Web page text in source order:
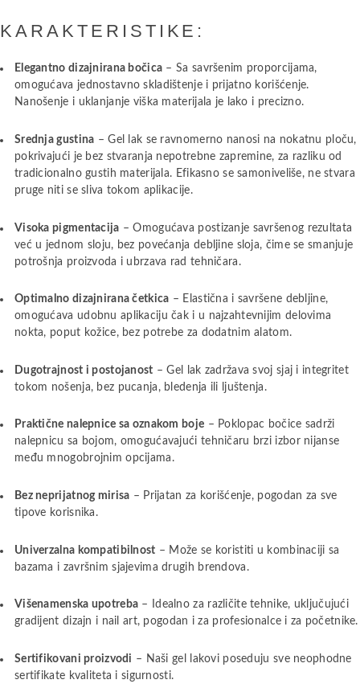
KARAKTERISTIKE:
Elegantno dizajnirana bočica – Sa savršenim proporcijama,
omogućava jednostavno skladištenje i prijatno korišćenje.
Nanošenje i uklanjanje viška materijala je lako i precizno.
Srednja gustina – Gel lak se ravnomerno nanosi na nokatnu ploču,
pokrivajući je bez stvaranja nepotrebne zapremine, za razliku od
tradicionalno gustih materijala. Efikasno se samoniveliše, ne stvara
pruge niti se sliva tokom aplikacije.
Visoka pigmentacija – Omogućava postizanje savršenog rezultata
već u jednom sloju, bez povećanja debljine sloja, čime se smanjuje
potrošnja proizvoda i ubrzava rad tehničara.
Optimalno dizajnirana četkica – Elastična i savršene debljine,
omogućava udobnu aplikaciju čak i u najzahtevnijim delovima
nokta, poput kožice, bez potrebe za dodatnim alatom.
Dugotrajnost i postojanost – Gel lak zadržava svoj sjaj i integritet
tokom nošenja, bez pucanja, bledenja ili ljuštenja.
Praktične nalepnice sa oznakom boje – Poklopac bočice sadrži
nalepnicu sa bojom, omogućavajući tehničaru brzi izbor nijanse
među mnogobrojnim opcijama.
Bez neprijatnog mirisa – Prijatan za korišćenje, pogodan za sve
tipove korisnika.
Univerzalna kompatibilnost – Može se koristiti u kombinaciji sa
bazama i završnim sjajevima drugih brendova.
Višenamenska upotreba – Idealno za različite tehnike, uključujući
gradijent dizajn i nail art, pogodan i za profesionalce i za početnike.
Sertifikovani proizvodi – Naši gel lakovi poseduju sve neophodne
sertifikate kvaliteta i sigurnosti.